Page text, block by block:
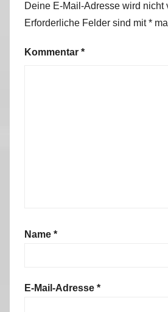
Deine E-Mail-Adresse wird nicht
Erforderliche Felder sind mit*
Kommentar *
Name *
E-Mail-Adresse *